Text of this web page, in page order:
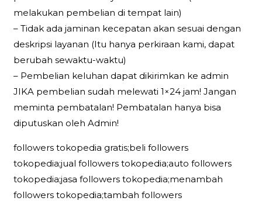
melakukan pembelian di tempat lain)
– Tidak ada jaminan kecepatan akan sesuai dengan
deskripsi layanan (Itu hanya perkiraan kami, dapat
berubah sewaktu-waktu)
– Pembelian keluhan dapat dikirimkan ke admin
JIKA pembelian sudah melewati 1×24 jam! Jangan
meminta pembatalan! Pembatalan hanya bisa
diputuskan oleh Admin!
followers tokopedia gratis;beli followers
tokopedia;jual followers tokopedia;auto followers
tokopedia;jasa followers tokopedia;menambah
followers tokopedia;tambah followers